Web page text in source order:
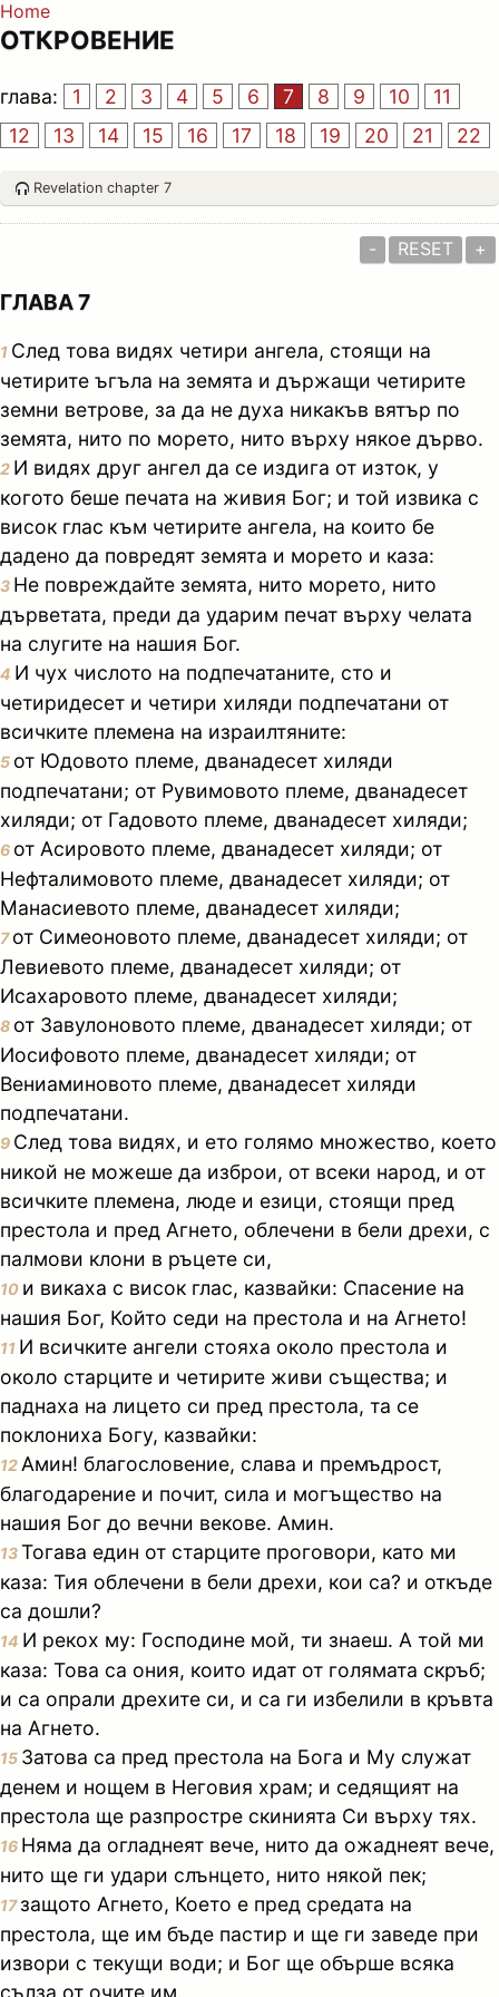
Home
ОТКРОВЕНИЕ
глава: 1 2 3 4 5 6 7 8 9 10
11
12
13 14 15 16 17 18 19 20 21 22
Revelation chapter 7
- RESET +
ГЛАВА 7
1 След това видях четири ангела, стоящи на
четирите ъгъла на земята и държащи четирите
земни ветрове, за да не духа никакъв вятър по
земята, нито по морето, нито върху някое дърво.
2 И видях друг ангел да се издига от изток, у
когото беше печата на живия Бог; и той извика с
висок глас към четирите ангела, на които бе
дадено да повредят земята и морето и каза:
3 Не повреждайте земята, нито морето, нито
дърветата, преди да ударим печат върху челата
на слугите на нашия Бог.
4 И чух числото на подпечатаните, сто и
четиридесет и четири хиляди подпечатани от
всичките племена на израилтяните:
5 от Юдовото племе, дванадесет хиляди
подпечатани; от Рувимовото племе, дванадесет
хиляди; от Гадовото племе, дванадесет хиляди;
6 от Асировото племе, дванадесет хиляди; от
Нефталимовото племе, дванадесет хиляди; от
Манасиевото племе, дванадесет хиляди;
7от Симеоновото племе, дванадесет хиляди; от
Левиевото племе, дванадесет хиляди; от
Исахаровото племе, дванадесет хиляди;
8 от Завулоновото племе, дванадесет хиляди; от
Иосифовото племе, дванадесет хиляди; от
Вениаминовото племе, дванадесет хиляди
подпечатани.
9 След това видях, и ето голямо множество, което
никой не можеше да изброи, от всеки народ, и от
всичките племена, люде и езици, стоящи пред
престола и пред Агнето, облечени в бели дрехи, с
палмови клони в ръцете си,
10 и викаха с висок глас, казвайки: Спасение на
нашия Бог, Който седи на престола и на Агнето!
11 И всичките ангели стояха около престола и
около старците и четирите живи същества; и
паднаха на лицето си пред престола, та се
поклониха Богу, казвайки:
12 Амин! благословение, слава и премъдрост,
благодарение и почит, сила и могъщество на
нашия Бог до вечни векове. Амин.
13Тогава един от старците проговори, като ми
каза: Тия облечени в бели дрехи, кои са? и откъде
са дошли?
14 И рекох му: Господине мой, ти знаеш. А той ми
каза: Това са ония, които идат от голямата скръб;
и са опрали дрехите си, и са ги избелили в кръвта
на Агнето.
15 Затова са пред престола на Бога и Му служат
денем и нощем в Неговия храм; и седящият на
престола ще разпростре скинията Си върху тях.
16 Няма да огладнеят вече, нито да ожаднеят вече,
нито ще ги удари слънцето, нито някой пек;
17защото Агнето, Което е пред средата на
престола, ще им бъде пастир и ще ги заведе при
извори с текущи води; и Бог ще обърше всяка
сълза от очите им.